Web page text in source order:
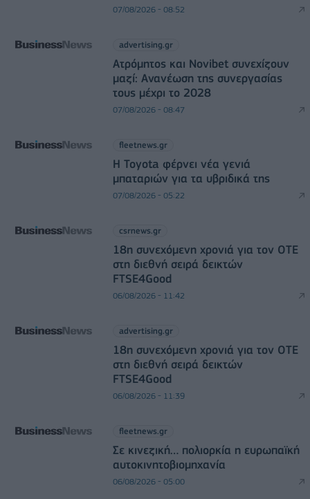
07/08/2026 - 08:52
advertising.gr
Ατρόμητος και Novibet συνεχίζουν
μαζί: Ανανέωση της συνεργασίας
τους μέχρι το 2028
07/08/2026 - 08:47
fleetnews.gr
Η Toyota φέρνει νέα γενιά
μπαταριών για τα υβριδικά της
07/08/2026 - 05:22
csrnews.gr
18η συνεχόμενη χρονιά για τον ΟΤΕ
στη διεθνή σειρά δεικτών
FTSE4Good
06/08/2026 - 11:42
advertising.gr
18η συνεχόμενη χρονιά για τον ΟΤΕ
στη διεθνή σειρά δεικτών
FTSE4Good
06/08/2026 - 11:39
fleetnews.gr
Σε κινεζική… πολιορκία η ευρωπαϊκή
αυτοκινητοβιομηχανία
06/08/2026 - 05:00